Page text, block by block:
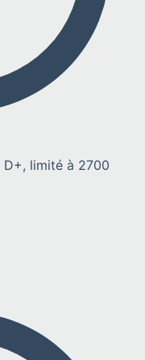
limité à 2700